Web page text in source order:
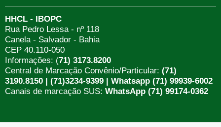
HHCL - IBOPC
Rua Pedro Lessa - nº 118
Canela - Salvador - Bahia
CEP 40.110-050
Informações: (71) 3173.8200
Central de Marcação Convênio/Particular: (71)
3190.8150 | (71)3234-9399 | Whatsapp (71) 99939-6002
Canais de marcação SUS: WhatsApp (71) 99174-0362